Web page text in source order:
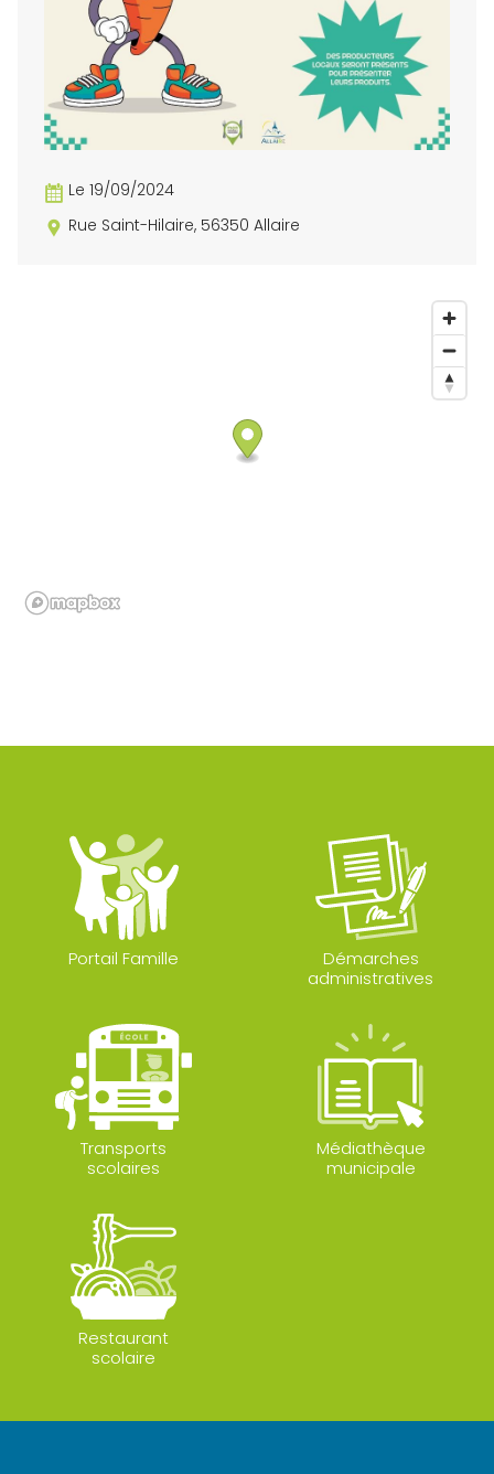
Le 19/09/2024
Rue Saint-Hilaire, 56350 Allaire
Portail Famille
Démarches
administratives
Transports
scolaires
Médiathèque
municipale
Restaurant
scolaire